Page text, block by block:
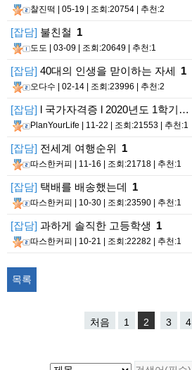
찰진떡 | 05-19 | 조회:20754 | 추천:2
[잡담] 불친철 1
도도 | 03-09 | 조회:20649 | 추천:1
[잡담] 40대의 인생을 맏이하는 자세 1
오다수 | 02-14 | 조회:23996 | 추천:2
[잡담] l 국가자격증 l 2020년도 1학기…
PlanYourLife | 11-22 | 조회:21553 | 추천:1
[잡담] 전세계 여행순위 1
따스한커피 | 11-16 | 조회:21718 | 추천:1
[잡담] 택배를 배송했는데 1
따스한커피 | 10-30 | 조회:23590 | 추천:1
[잡담] 과하게 솔직한 고등학생 1
따스한커피 | 10-21 | 조회:22282 | 추천:1
목록
처음 1 2 3 4